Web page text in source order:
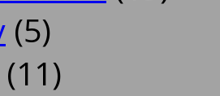
(5)
(11)